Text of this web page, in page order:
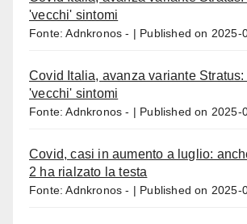
'vecchi' sintomi
Fonte: Adnkronos - Published on 2025-
Covid Italia, avanza variante Stratus:
'vecchi' sintomi
Fonte: Adnkronos - Published on 2025-
Covid, casi in aumento a luglio:
2 ha rialzato la testa
Fonte: Adnkronos - Published on 2025-